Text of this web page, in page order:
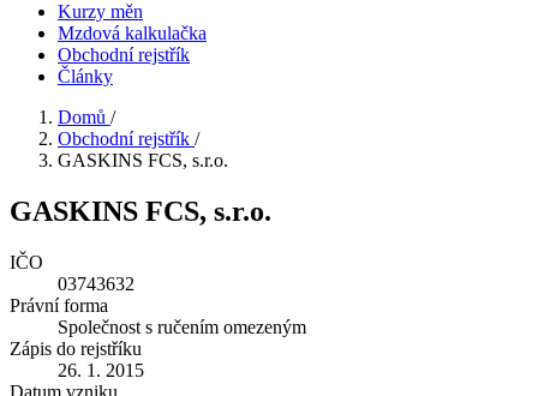
Kurzy měn
Mzdová kalkulačka
Obchodní rejstřík
Články
Domů /
Obchodní rejstřík /
GASKINS FCS, s.r.o.
GASKINS FCS, s.r.o.
IČO
03743632
Právní forma
Společnost s ručením omezeným
Zápis do rejstříku
26. 1. 2015
Datum vzniku